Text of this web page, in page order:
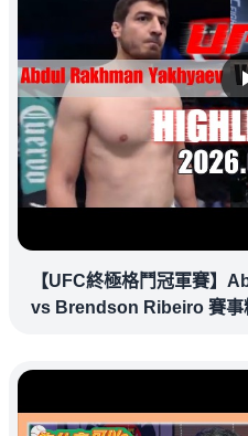
【UFC終極格鬥冠軍賽】
vs Brendson Ribeiro 賽事